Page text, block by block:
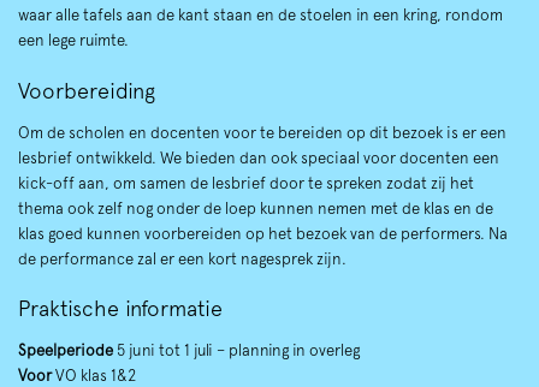
waar alle tafels aan de kant staan en de stoelen in een kring, rondom
een lege ruimte.
Voorbereiding
Om de scholen en docenten voor te bereiden op dit bezoek is er een
lesbrief ontwikkeld. We bieden dan ook speciaal voor docenten een
kick-off aan, om samen de lesbrief door te spreken zodat zij het
thema ook zelf nog onder de loep kunnen nemen met de klas en de
klas goed kunnen voorbereiden op het bezoek van de performers. Na
de performance zal er een kort nagesprek zijn.
Praktische informatie
Speelperiode 5 juni tot 1 juli – planning in overleg
VoorVO klas 1&2